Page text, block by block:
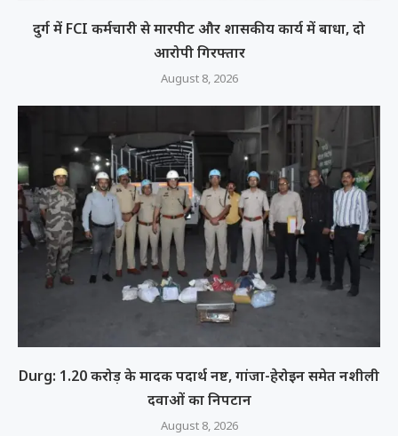
दुर्ग में FCI कर्मचारी से मारपीट और शासकीय कार्य में बाधा, दो
आरोपी गिरफ्तार
August 8, 2026
Durg: 1.20 करोड़ के मादक पदार्थ नष्ट, गांजा-हेरोइन समेत नशीली
दवाओं का निपटान
August 8, 2026